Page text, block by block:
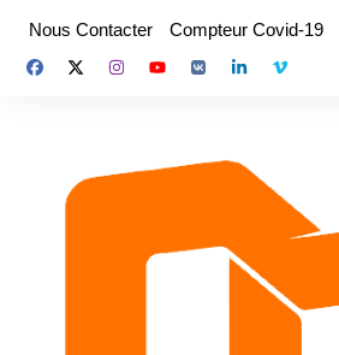
contenu
Nous Contacter Compteur Covid-19